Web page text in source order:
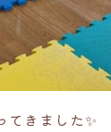
てきました✨